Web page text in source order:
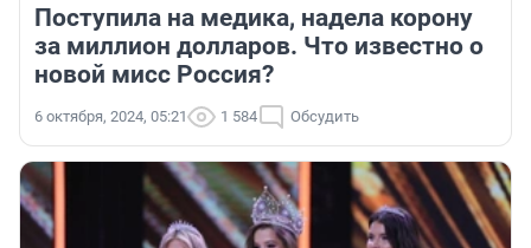
Поступила на медика, надела корону
за миллион долларов. Что известно о
новой мисс Россия?
6 октября, 2024, 05:21 1 584 Обсудить